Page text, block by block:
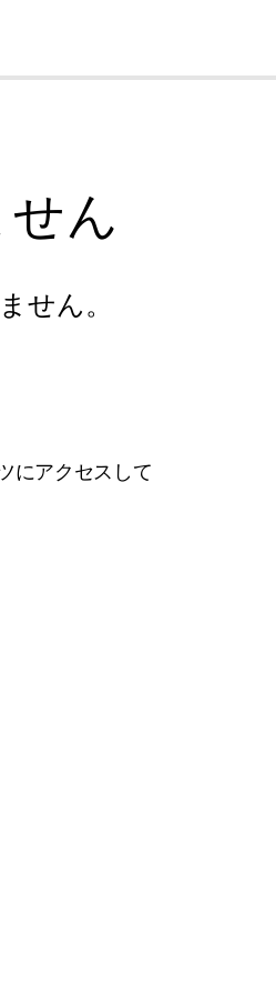
ん
せん。
にアクセスして